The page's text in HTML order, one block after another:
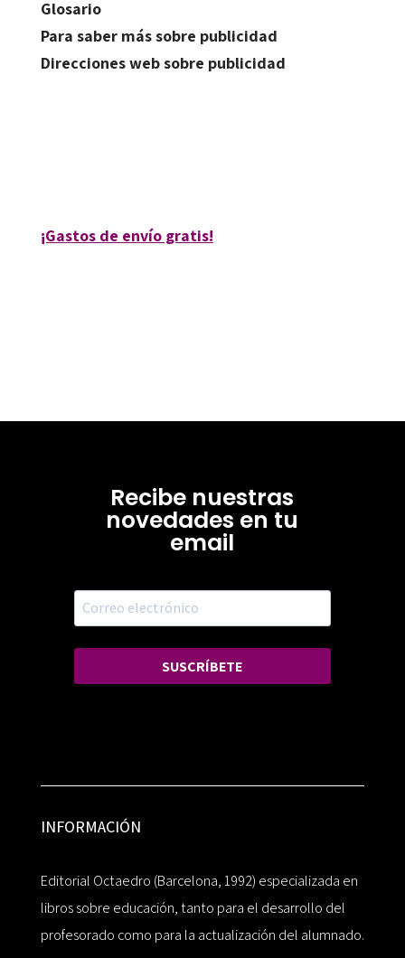
Glosario
Para saber más sobre publicidad
Direcciones web sobre publicidad
¡Gastos de envío gratis!
Recibe nuestras
novedades en tu
email
SUSCRÍBETE
INFORMACIÓN
Editorial Octaedro (Barcelona, 1992) especializada en
libros sobre educación, tanto para el desarrollo del
profesorado como para la actualización del alumnado.